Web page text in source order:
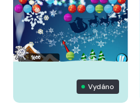
Vydáno